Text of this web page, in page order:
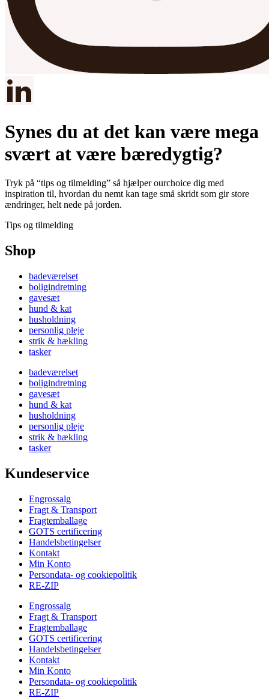
Synes du at det kan være mega
svært at være bæredygtig?
Tryk på “tips og tilmelding” så hjælper ourchoice dig med
inspiration til, hvordan du nemt kan tage små skridt som gir store
ændringer, helt nede på jorden.
Tips og tilmelding
Shop
badeværelset
boligindretning
gavesæt
hund & kat
husholdning
personlig pleje
strik & hækling
tasker
badeværelset
boligindretning
gavesæt
hund & kat
husholdning
personlig pleje
strik & hækling
tasker
Kundeservice
Engrossalg
Fragt & Transport
Fragtemballage
GOTS certificering
Handelsbetingelser
Kontakt
Min Konto
Persondata- og cookiepolitik
RE-ZIP
Engrossalg
Fragt & Transport
Fragtemballage
GOTS certificering
Handelsbetingelser
Kontakt
Min Konto
Persondata- og cookiepolitik
RE-ZIP